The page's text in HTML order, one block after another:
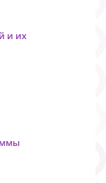
и их